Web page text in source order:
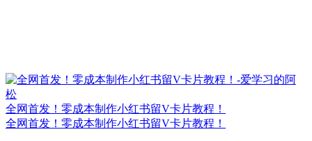
全网首发！零成本制作小红书留V卡片教程！
全网首发！零成本制作小红书留V卡片教程！